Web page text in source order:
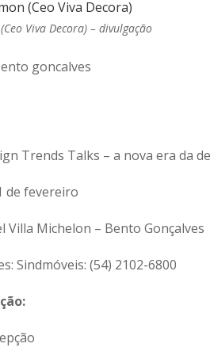
Viva Decora) – divulgação
Trends Talks – a nova era da
de fevereiro
Villa Michelon – Bento Gonçalves
Sindmóveis: (54) 2102-6800